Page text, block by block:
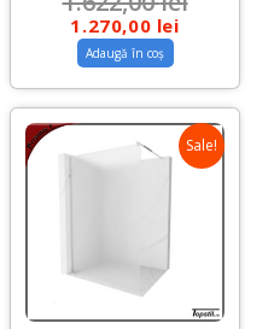
1.270,00 lei
Adaugă în coș
Sale!